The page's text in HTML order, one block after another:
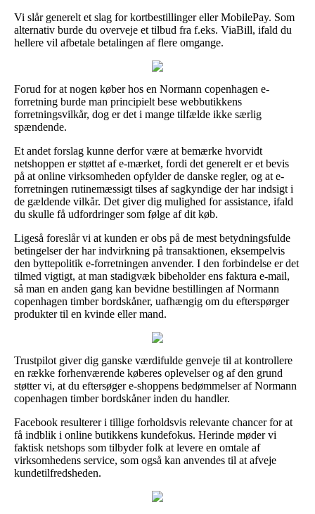
Vi slår generelt et slag for kortbestillinger eller MobilePay. Som
alternativ burde du overveje et tilbud fra f.eks. ViaBill, ifald du
hellere vil afbetale betalingen af flere omgange.
Forud for at nogen køber hos en Normann copenhagen e-
forretning burde man principielt bese webbutikkens
forretningsvilkår, dog er det i mange tilfælde ikke særlig
spændende.
Et andet forslag kunne derfor være at bemærke hvorvidt
netshoppen er støttet af e-mærket, fordi det generelt er et bevis
på at online virksomheden opfylder de danske regler, og at e-
forretningen rutinemæssigt tilses af sagkyndige der har indsigt i
de gældende vilkår. Det giver dig mulighed for assistance, ifald
du skulle få udfordringer som følge af dit køb.
Ligeså foreslår vi at kunden er obs på de mest betydningsfulde
betingelser der har indvirkning på transaktionen, eksempelvis
den byttepolitik e-forretningen anvender. I den forbindelse er det
tilmed vigtigt, at man stadigvæk bibeholder ens faktura e-mail,
så man en anden gang kan bevidne bestillingen af Normann
copenhagen timber bordskåner, uafhængig om du efterspørger
produkter til en kvinde eller mand.
Trustpilot giver dig ganske værdifulde genveje til at kontrollere
en række forhenværende køberes oplevelser og af den grund
støtter vi, at du eftersøger e-shoppens bedømmelser af Normann
copenhagen timber bordskåner inden du handler.
Facebook resulterer i tillige forholdsvis relevante chancer for at
få indblik i online butikkens kundefokus. Herinde møder vi
faktisk netshops som tilbyder folk at levere en omtale af
virksomhedens service, som også kan anvendes til at afveje
kundetilfredsheden.